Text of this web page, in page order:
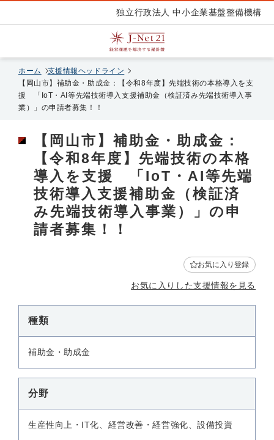
独立行政法人 中小企業基盤整備機構
ホーム
支援情報ヘッドライン
【岡山市】補助金・助成金：【令和8年度】先端技術の本格導入を支
援 「IоT・AI等先端技術導入支援補助金（検証済み先端技術導入事
業）」の申請者募集！！
【岡山市】補助金・助成金：
【令和8年度】先端技術の本格
導入を支援 「IоT・AI等先端
技術導入支援補助金（検証済
み先端技術導入事業）」の申
請者募集！！
お気に入り登録
お気に入りした支援情報を見る
種類
補助金・助成金
分野
生産性向上・IT化、経営改善・経営強化、設備投資